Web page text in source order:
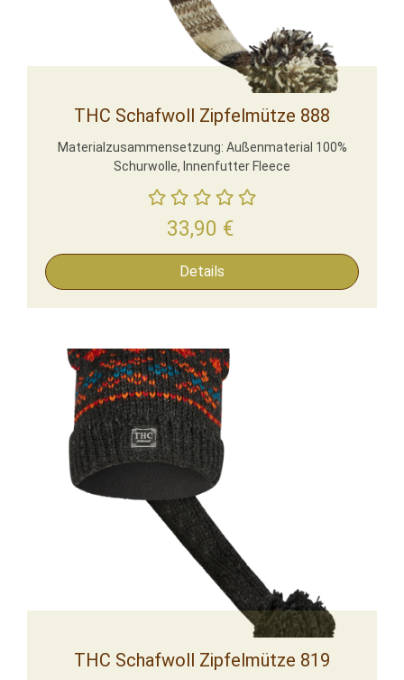
THC Schafwoll Zipfelmütze 888
Materialzusammensetzung: Außenmaterial 100%
Schurwolle, Innenfutter Fleece
33,90 €
Details
THC Schafwoll Zipfelmütze 819